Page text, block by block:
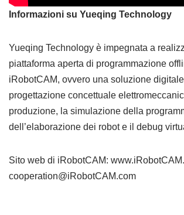
Informazioni su Yueqing Technology
Yueqing Technology è impegnata a
piattaforma aperta di programmazione
iRobotCAM, ovvero una soluzione
progettazione concettuale
produzione, la simulazione della
dell’elaborazione dei robot e il debug
Sito web di iRobotCAM:
cooperation@iRobotCAM.com